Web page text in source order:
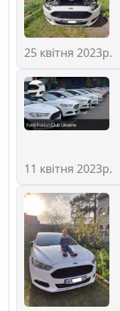
25 квітня 2023р.
11 квітня 2023р.